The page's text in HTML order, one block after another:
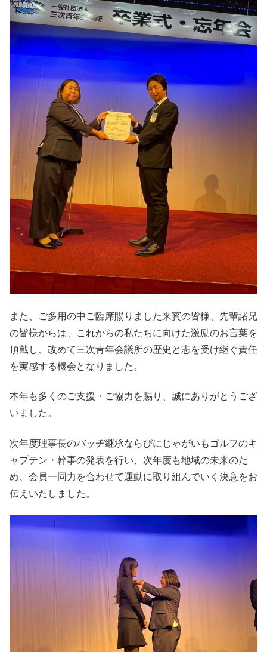
また、ご多用の中ご臨席賜りました来賓の皆様、先輩諸兄
の皆様からは、これからの私たちに向けた激励のお言葉を
頂戴し、改めて三次青年会議所の歴史と志を受け継ぐ責任
を実感する機会となりました。
本年も多くのご支援・ご協力を賜り、誠にありがとうござ
いました。
次年度理事長のバッヂ継承ならびにじゃがいもゴルフのキ
ャプテン・幹事の発表を行い、次年度も地域の未来のた
め、会員一同力を合わせて運動に取り組んでいく決意をお
伝えいたしました。